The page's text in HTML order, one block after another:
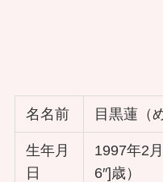
名名前 目黒蓮（
生年月
日
1997年2
6″]歳）